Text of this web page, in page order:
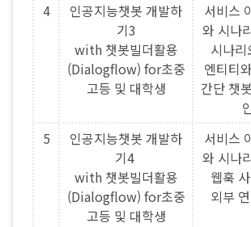
4
인공지능챗봇 개발하
기3
with 챗봇빌더활용
(Dialogflow) for초중
고등 및 대학생
서비스
와 시나
시나리
엔티티
간단 챗
5
인공지능챗봇 개발하
기4
with 챗봇빌더활용
(Dialogflow) for초중
고등 및 대학생
서비스
와 시나
웹훅
외부